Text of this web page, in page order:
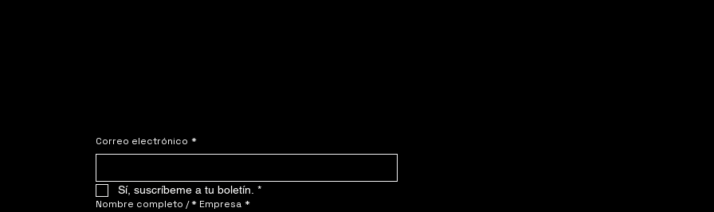
Correo electrónico *
Sí, suscríbeme a tu boletín. *
Nombre completo / * Empresa *